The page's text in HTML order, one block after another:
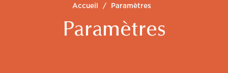
Accueil / Paramètres
Paramètres